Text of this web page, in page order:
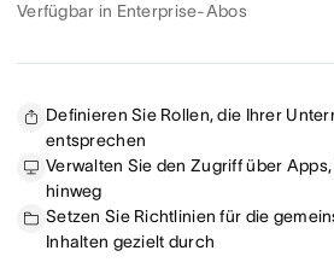
Verfügbar in Enterprise-Abos
Definieren Sie Rollen, die Ihrer
entsprechen
Verwalten Sie den Zugriff über
hinweg
Setzen Sie Richtlinien für die
Inhalten gezielt durch